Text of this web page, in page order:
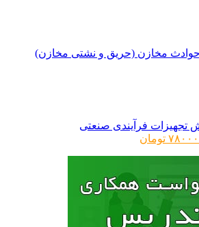
مخازن (حریق و نشتی مخازن)
فرآیندی صنعتی
تومانقیمت